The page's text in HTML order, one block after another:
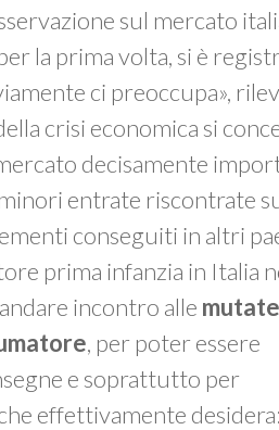
sul mercato
la prima volta, si è
ci preoccupa»,
crisi economica si
decisamente
entrate riscontrate
conseguiti in altri
prima infanzia in Italia
incontro alle mutate
, per poter essere
e soprattutto per
effettivamente